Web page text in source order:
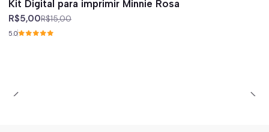
Kit Digital para imprimir Minnie Rosa
R$5,00R$15,00
5.0